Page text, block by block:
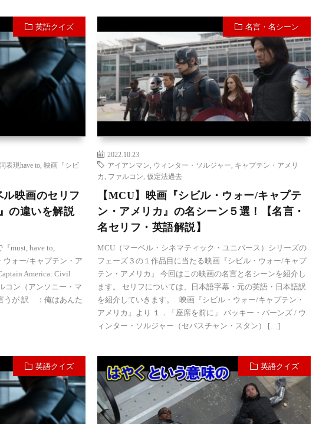
英語クイズ
表現have to 映画『シビ
ル映画のセリフ
の違いを解説
must, have to,
ウォー/キャプテン・ア
America: Civil
コン（アンソニー・マ
うが 訳 ：俺はあんた
名言・名シーン
2022.10.23
アイアンマン ウィンター・ソルジャー キャプテン・アメリ
カ
ファルコン ,仮定法過去
【MCU】映画『シビル・ウォー/キャプテ
ン・アメリカ』の名シーン５選！【名言・
名セリフ・英語解説】
MCU（マーベル・シネマティック・ユニバース）シリーズの
フェーズ３の１作品目に当たる映画『シビル・ウォー/キャプ
テン・アメリカ』 今回はこの映画の名言と名シーンを紹介し
ます。 セリフについては、日本語字幕・元の英語・日本語訳
を紹介していきます。 映画『シビル・ウォー/キャプテン・
アメリカ』より １．「座席を前に」 バッキー・バーンズ / ウ
ィンター・ソルジャー（セバスチャン・スタン） […]
英語クイズ 英語クイズ